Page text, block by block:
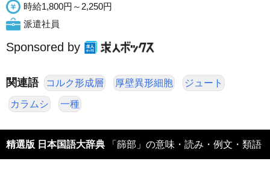
時給1,800円～2,250円
派遣社員
Sponsored by
関連語 コルク形成層 厚壁異形細胞 ジュート
カラムシ 一種
精選版 日本国語大辞典 「篩部」の意味・読み・例文・類語